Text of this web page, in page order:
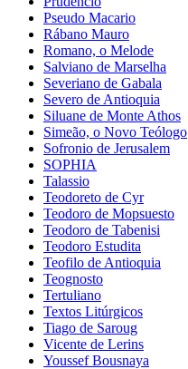
Pseudo Macario
Rábano Mauro
Romano, o Melode
Salviano de Marselha
Severiano de Gabala
Severo de Antioquia
Siluane de Monte Athos
Simeão, o Novo Teólogo
Sofronio de Jerusalem
SOPHIA
Talassio
Teodoreto de Cyr
Teodoro de Mopsuesto
Teodoro de Tabenisi
Teodoro Estudita
Teofilo de Antioquia
Teognosto
Tertuliano
Textos Litúrgicos
Tiago de Saroug
Vicente de Lerins
Youssef Bousnaya